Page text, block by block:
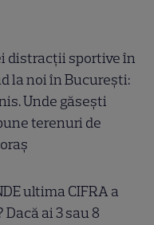
distracții sportive în
la noi în București:
Unde găsești
terenuri de
ultima CIFRA a
Dacă ai 3 sau 8